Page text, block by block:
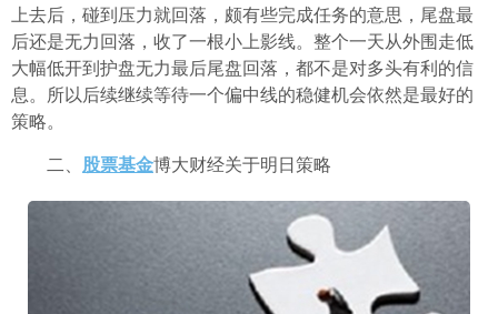
上去后，碰到压力就回落，颇有些完成任务的意思，尾盘最
后还是无力回落，收了一根小上影线。整个一天从外围走低
大幅低开到护盘无力最后尾盘回落，都不是对多头有利的信
息。所以后续继续等待一个偏中线的稳健机会依然是最好的
策略。
二、 股票基金博大财经关于明日策略